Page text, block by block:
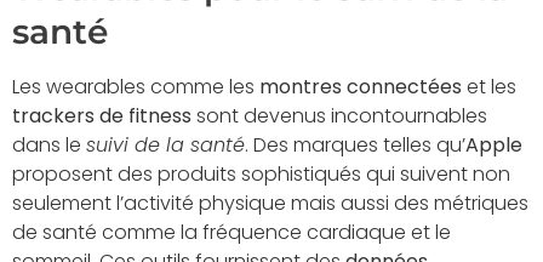
santé
Les wearables comme les montres connectées et les
trackers de fitness sont devenus incontournables
dans le suivi de la santé. Des marques telles qu’Apple
proposent des produits sophistiqués qui suivent non
seulement l’activité physique mais aussi des métriques
de santé comme la fréquence cardiaque et le